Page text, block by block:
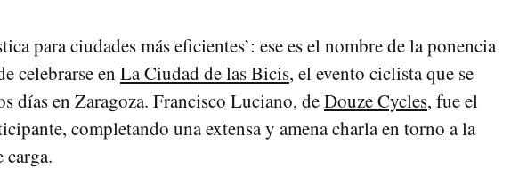
para ciudades más eficientes’: ese es el nombre de la ponencia
celebrarse en La Ciudad de las Bicis, el evento ciclista que se
días en Zaragoza. Francisco Luciano, deDouze Cycles, fue el
completando una extensa y amena charla en torno a la
carga.